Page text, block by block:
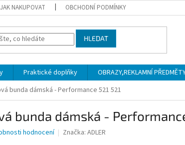
JAK NAKUPOVAT OBCHODNÍ PODMÍNKY
HLEDAT
Praktické doplňky OBRAZY,REKLAMNÍ
bunda dámská - Performance 521521
bunda dámská -
hodnocení Značka: ADLER